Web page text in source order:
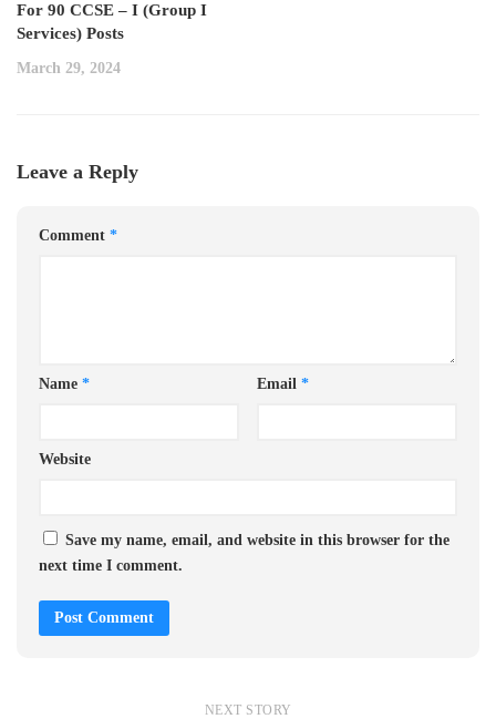
For 90 CCSE – I (Group I
Services) Posts
March 29, 2024
Leave a Reply
Comment *
Name * Email *
Website
Save my name, email, and website in this browser for the
next time I comment.
NEXT STORY